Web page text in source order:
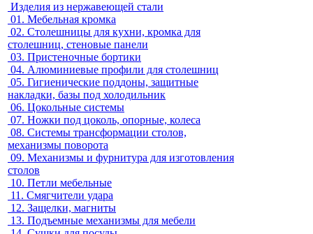
Изделия из нержавеющей стали
01. Мебельная кромка
02. Столешницы для кухни, кромка для
столешниц, стеновые панели
03. Пристеночные бортики
04. Алюминиевые профили для столешниц
05. Гигиенические поддоны, защитные
накладки, базы под холодильник
06. Цокольные системы
07. Ножки под цоколь, опорные, колеса
08. Системы трансформации столов,
механизмы поворота
09. Механизмы и фурнитура для изготовления
столов
10. Петли мебельные
11. Смягчители удара
12. Защелки, магниты
13. Подъемные механизмы для мебели